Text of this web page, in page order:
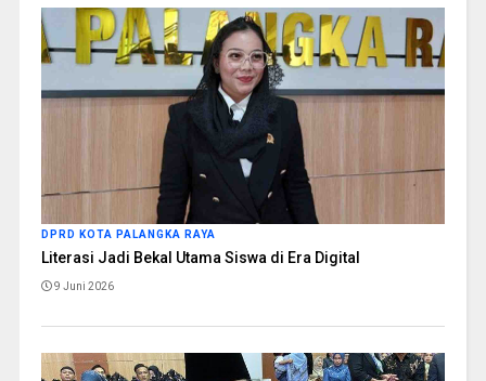
DPRD KOTA PALANGKA RAYA
Literasi Jadi Bekal Utama Siswa di Era Digital
9 Juni 2026